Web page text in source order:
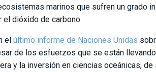
marinos que sufren un grado
el dióxido de carbono.
el último informe de Naciones Unidas
de los esfuerzos que se están
y la inversión en ciencias oceánicas,